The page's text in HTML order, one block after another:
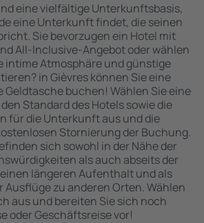
eine vielfältige Unterkunftsbasis,
eine Unterkunft findet, die seinen
Sie bevorzugen ein Hotel mit
All-Inclusive-Angebot oder wählen
intime Atmosphäre und günstige
in Gièvres können Sie eine
buchen! Wählen Sie eine
Standard des Hotels sowie die
für die Unterkunft aus und die
Stornierung der Buchung.
sich sowohl in der Nähe der
als auch abseits der
längeren Aufenthalt und als
zu anderen Orten. Wählen
aus und bereiten Sie sich noch
oder Geschäftsreise vor!